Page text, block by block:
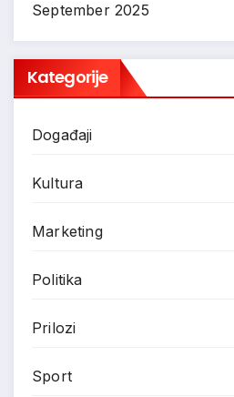
September 2025
Kategorije
Događaji
Kultura
Marketing
Politika
Prilozi
Sport